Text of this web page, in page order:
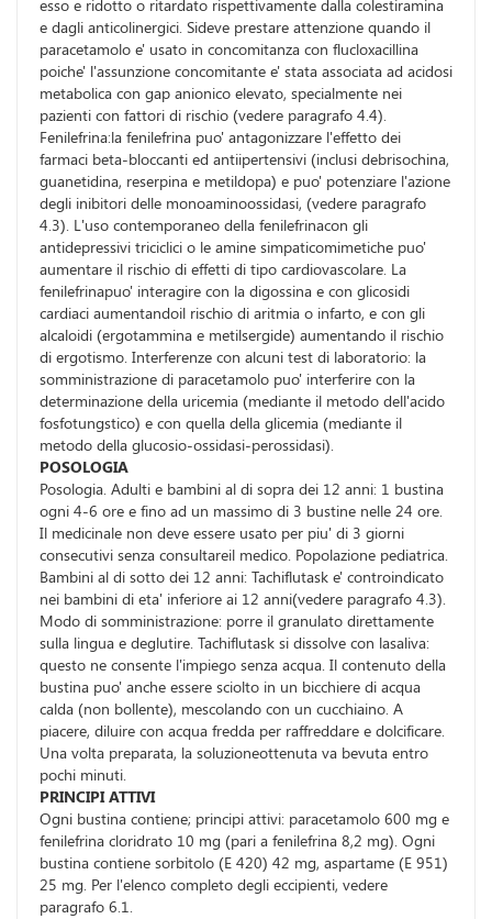
esso e ridotto o ritardato rispettivamente dalla colestiramina
e dagli anticolinergici. Sideve prestare attenzione quando il
paracetamolo e' usato in concomitanza con flucloxacillina
poiche' l'assunzione concomitante e' stata associata ad acidosi
metabolica con gap anionico elevato, specialmente nei
pazienti con fattori di rischio (vedere paragrafo 4.4).
Fenilefrina:la fenilefrina puo' antagonizzare l'effetto dei
farmaci beta-bloccanti ed antiipertensivi (inclusi debrisochina,
guanetidina, reserpina e metildopa) e puo' potenziare l'azione
degli inibitori delle monoaminoossidasi, (vedere paragrafo
4.3). L'uso contemporaneo della fenilefrinacon gli
antidepressivi triciclici o le amine simpaticomimetiche puo'
aumentare il rischio di effetti di tipo cardiovascolare. La
fenilefrinapuo' interagire con la digossina e con glicosidi
cardiaci aumentandoil rischio di aritmia o infarto, e con gli
alcaloidi (ergotammina e metilsergide) aumentando il rischio
di ergotismo. Interferenze con alcuni test di laboratorio: la
somministrazione di paracetamolo puo' interferire con la
determinazione della uricemia (mediante il metodo dell'acido
fosfotungstico) e con quella della glicemia (mediante il
metodo della glucosio-ossidasi-perossidasi).
POSOLOGIA
Posologia. Adulti e bambini al di sopra dei 12 anni: 1 bustina
ogni 4-6 ore e fino ad un massimo di 3 bustine nelle 24 ore.
Il medicinale non deve essere usato per piu' di 3 giorni
consecutivi senza consultareil medico. Popolazione pediatrica.
Bambini al di sotto dei 12 anni: Tachiflutask e' controindicato
nei bambini di eta' inferiore ai 12 anni(vedere paragrafo 4.3).
Modo di somministrazione: porre il granulato direttamente
sulla lingua e deglutire. Tachiflutask si dissolve con lasaliva:
questo ne consente l'impiego senza acqua. Il contenuto della
bustina puo' anche essere sciolto in un bicchiere di acqua
calda (non bollente), mescolando con un cucchiaino. A
piacere, diluire con acqua fredda per raffreddare e dolcificare.
Una volta preparata, la soluzioneottenuta va bevuta entro
pochi minuti.
PRINCIPI ATTIVI
Ogni bustina contiene; principi attivi: paracetamolo 600 mg e
fenilefrina cloridrato 10 mg (pari a fenilefrina 8,2 mg). Ogni
bustina contiene sorbitolo (E 420) 42 mg, aspartame (E 951)
25 mg. Per l'elenco completo degli eccipienti, vedere
paragrafo 6.1.